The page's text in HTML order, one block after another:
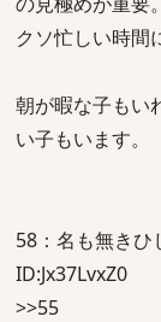
クソ忙しい時間
朝が暇な子もい
い子もいます。
58：名も無き
ID:Jx37LvxZ0
>>55